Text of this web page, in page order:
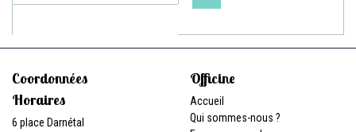
Coordonnées
Horaires
6 place Darnétal
Officine
Accueil
Qui sommes-nous ?